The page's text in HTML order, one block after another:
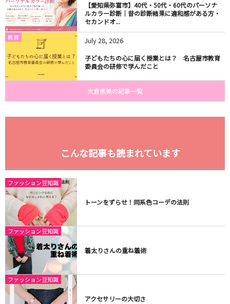
【愛知県弥富市】40代・50代・60代のパーソナ
ルカラー診断｜昔の診断結果に違和感がある方・
セカンドオ...
教育 July28, 2026
子どもたちの心に届く授業とは？ 名古屋市教育
委員会の研修で学んだこと
大倉恵美の記事一覧
こんな記事も読まれています
ファッション豆知識
トーンをずらせ！同系色コーデの法則
ファッション豆知識
着太りさんの重ね着術
ファッション豆知識
アクセサリーの大切さ